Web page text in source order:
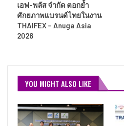
เอฟ-พลัส จำกัด ตอกย้ำ
ศักยภาพแบรนด์ไทยในงาน
THAIFEX – Anuga Asia
2026
YOU MIGHT ALSO LIKE